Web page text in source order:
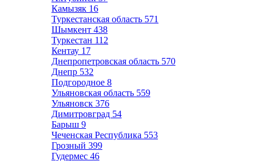
Камызяк 16
Туркестанская область 571
Шымкент 438
Туркестан 112
Кентау 17
Днепропетровская область 570
Днепр 532
Подгородное 8
Ульяновская область 559
Ульяновск 376
Димитровград 54
Барыш 9
Чеченская Республика 553
Грозный 399
Гудермес 46